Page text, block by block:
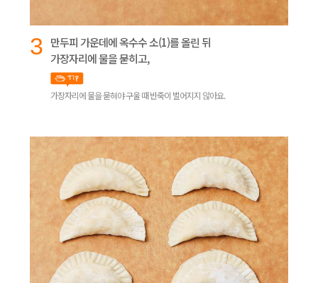
3 만두피 가운데에 옥수수 소(1)를 올린 뒤
가장자리에 물을 묻히고,
가장자리에 물을 묻혀야 구울 때 반죽이 벌어지지 않아요.